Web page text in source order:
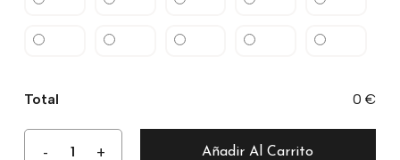
Total 0 €
Añadir Al Carrito